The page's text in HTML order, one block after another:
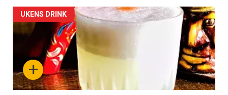
+
UKENS DRINK